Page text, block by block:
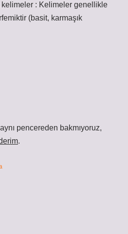
: Kelimeler genellikle
(basit, karmaşık
pencereden bakmıyoruz,
.